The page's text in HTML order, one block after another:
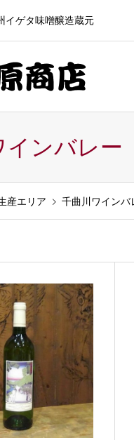
ゲタ味噌醸造蔵元
インバレー
産エリア 千曲川ワインバ